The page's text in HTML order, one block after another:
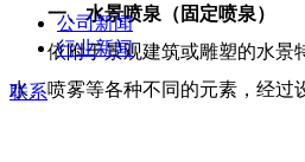
公司新闻
行业新闻
联系
一、水景喷泉（ 固定喷泉）
依附于景观建筑或雕塑的水景特
水、喷雾等各种不同的元素，经过